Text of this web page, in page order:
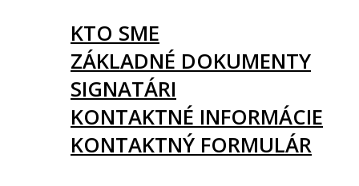
KTO SME
ZÁKLADNÉ DOKUMENTY
SIGNATÁRI
KONTAKTNÉ INFORMÁCIE
KONTAKTNÝ FORMULÁR